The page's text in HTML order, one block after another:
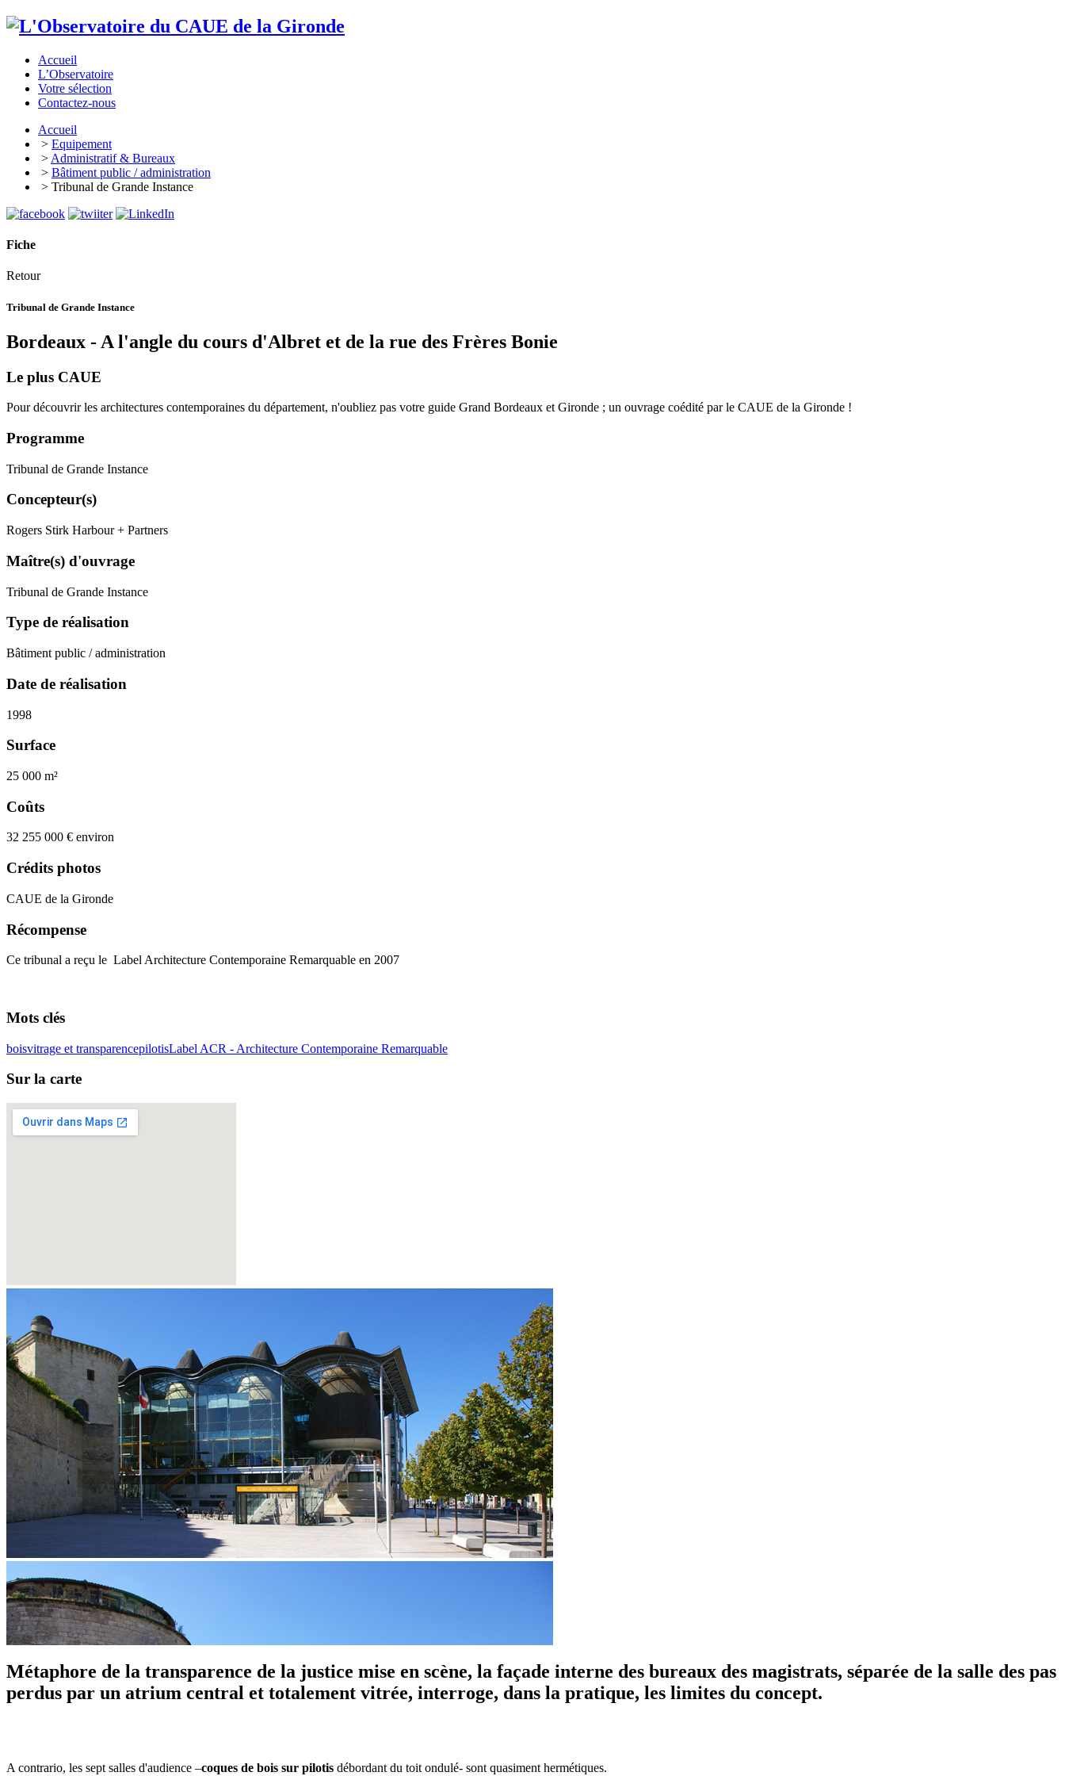
Accueil
L’Observatoire
Votre sélection
Contactez-nous
Accueil
> Equipement
> Administratif & Bureaux
> Bâtiment public / administration
> Tribunal de Grande Instance
Fiche
Retour
Tribunal de Grande Instance
Bordeaux - A l'angle du cours d'Albret et de la rue des Frères Bonie
Le plus CAUE
Pour découvrir les architectures contemporaines du département, n'oubliez pas votre guide Grand Bordeaux et Gironde ; un ouvrage coédité par le CAUE de la Gironde !
Programme
Tribunal de Grande Instance
Concepteur(s)
Rogers Stirk Harbour + Partners
Maître(s) d'ouvrage
Tribunal de Grande Instance
Type de réalisation
Bâtiment public / administration
Date de réalisation
1998
Surface
25 000 m²
Coûts
32 255 000 € environ
Crédits photos
CAUE de la Gironde
Récompense
Ce tribunal a reçu le Label Architecture Contemporaine Remarquable en 2007
Mots clés
boisvitrage et transparencepilotisLabel ACR - Architecture Contemporaine Remarquable
Sur la carte
Métaphore de la transparence de la justice mise en scène, la façade interne des bureaux des magistrats, séparée de la salle des pas
perdus par un atrium central et totalement vitrée, interroge, dans la pratique, les limites du concept.
A contrario, les sept salles d'audience –coques de bois sur pilotis débordant du toit ondulé- sont quasiment hermétiques.